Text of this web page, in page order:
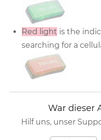
Red light is the
searching for a
War dieser
Hilf uns, unser